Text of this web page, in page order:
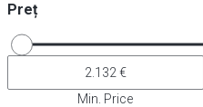
Preț
Min. Price